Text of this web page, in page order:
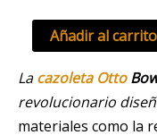
Añadir al carrito
Lacazoleta Otto
revolucionario
materiales como la